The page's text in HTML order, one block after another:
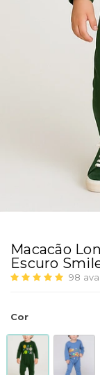
Macacão
Escuro
98
Cor